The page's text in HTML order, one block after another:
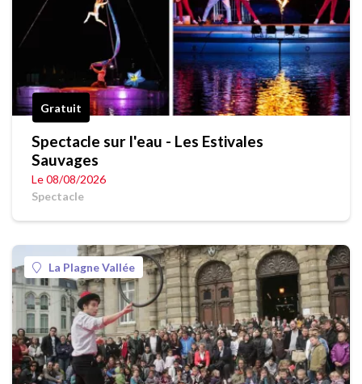
Gratuit
Spectacle sur l'eau - Les Estivales
Sauvages
Le 08/08/2026
Spectacle
La Plagne Vallée